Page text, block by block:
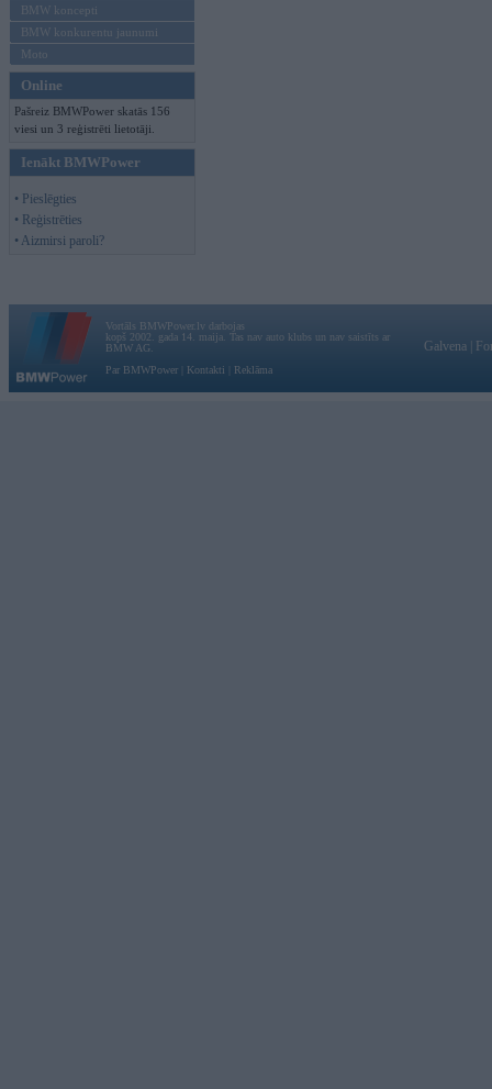
BMW koncepti
BMW konkurentu jaunumi
Moto
Online
Pašreiz BMWPower skatās 156
viesi un 3 reģistrēti lietotāji.
Ienākt BMWPower
• Pieslēgties
• Reģistrēties
• Aizmirsi paroli?
Vortāls BMWPower.lv darbojas
kopš 2002. gada 14. maija. Tas nav auto klubs un nav saistīts ar
BMW AG.
Par BMWPower
Kontakti Reklāma
Galvena